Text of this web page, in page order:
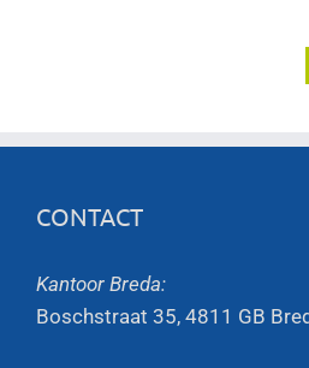
CONTACT
Kantoor Breda:
Boschstraat 35, 4811 GB